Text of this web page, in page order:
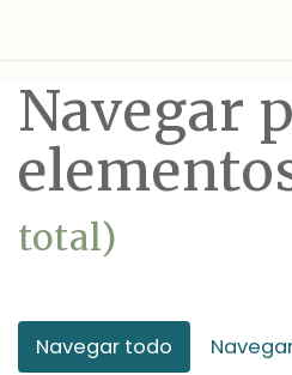
principal
Navegar
total)
Navegar todo